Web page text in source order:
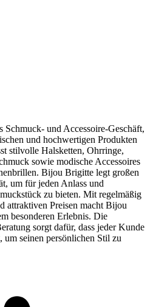
und Accessoire-Geschäft,
und hochwertigen Produkten
stilvolle Halsketten, Ohrringe,
sowie modische Accessoires
Bijou Brigitte legt großen
um für jeden Anlass und
zu bieten. Mit regelmäßig
attraktiven Preisen macht Bijou
besonderen Erlebnis. Die
sorgt dafür, dass jeder Kunde
um seinen persönlichen Stil zu